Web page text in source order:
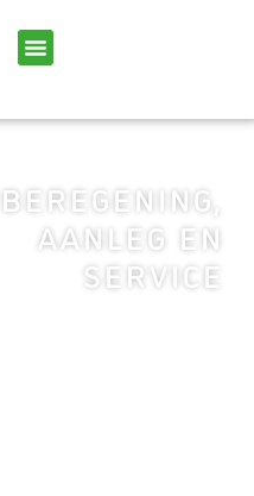
BEREGENING,
AANLEG EN
SERVICE